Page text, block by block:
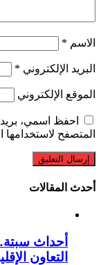
الاسم *
البريد الإلكتروني *
الموقع الإلكتروني
احفظ اسمي،
المتصفح لاستخدامها
أحدث المقالات
أحداث
التعاون